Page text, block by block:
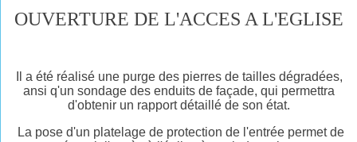
OUVERTURE DE L'ACCES A L'EGLISE
Il a été réalisé une purge des pierres de tailles dégradées,
ansi q'un sondage des enduits de façade, qui permettra
d'obtenir un rapport détaillé de son état.
La pose d'un platelage de protection de l'entrée permet de